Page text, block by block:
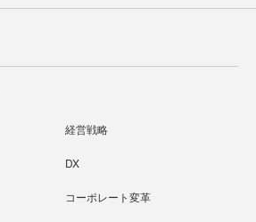
経営戦略
DX
コーポレート変革